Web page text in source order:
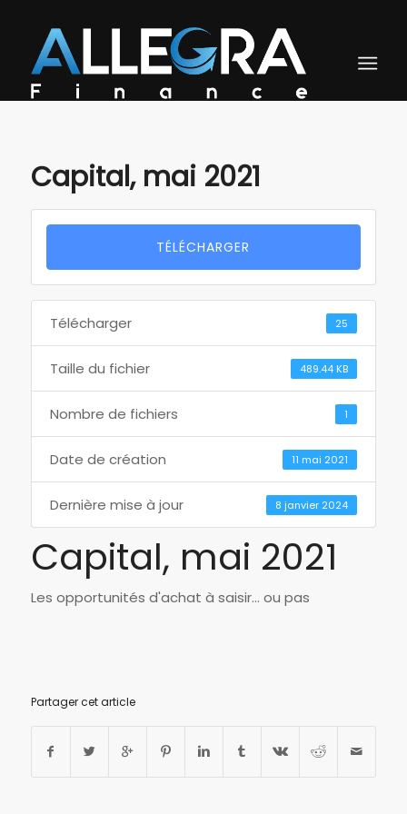
Capital, mai 2021
TÉLÉCHARGER
Télécharger 25
Taille du fichier 489.44 KB
Nombre de fichiers 1
Date de création 11 mai 2021
Dernière mise à jour 8 janvier 2024
Capital, mai 2021
Les opportunités d'achat à saisir... ou pas
Partager cet article